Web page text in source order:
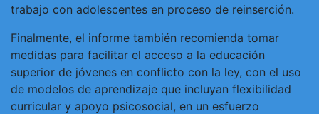
trabajo con adolescentes en proceso de reinserción.
Finalmente, el informe también recomienda tomar
medidas para facilitar el acceso a la educación
superior de jóvenes en conflicto con la ley, con el uso
de modelos de aprendizaje que incluyan flexibilidad
curricular y apoyo psicosocial, en un esfuerzo